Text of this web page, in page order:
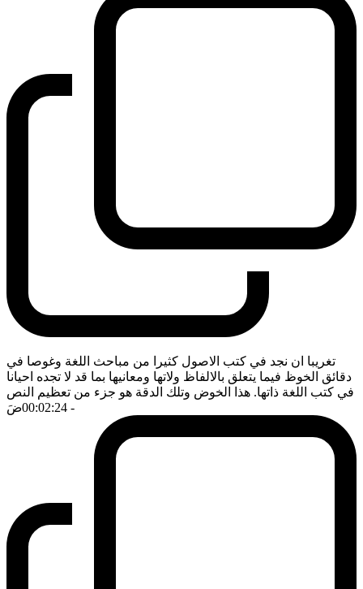
تغريبا ان نجد في كتب الاصول كثيرا من مباحث اللغة وغوصا في
دقائق الخوظ فيما يتعلق بالالفاظ ولاتها ومعانيها بما قد لا تجده احيانا
في كتب اللغة ذاتها. هذا الخوض وتلك الدقة هو جزء من تعظيم النص
- 00:02:24
ضَ